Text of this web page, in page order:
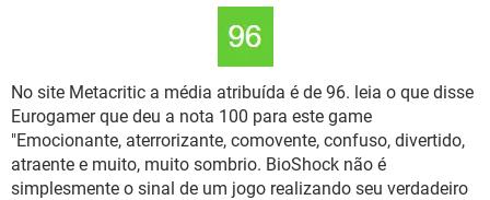
No site Metacritic a média atribuída é de 96. leia o que disse
Eurogamer que deu a nota 100 para este game
"Emocionante, aterrorizante, comovente, confuso, divertido,
atraente e muito, muito sombrio. BioShock não é
simplesmente o sinal de um jogo realizando seu verdadeiro